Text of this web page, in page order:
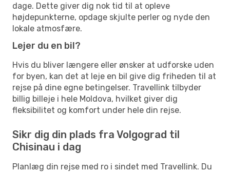
dage. Dette giver dig nok tid til at opleve
højdepunkterne, opdage skjulte perler og nyde den
lokale atmosfære.
Lejer du en bil?
Hvis du bliver længere eller ønsker at udforske uden
for byen, kan det at leje en bil give dig friheden til at
rejse på dine egne betingelser. Travellink tilbyder
billig billeje i hele Moldova, hvilket giver dig
fleksibilitet og komfort under hele din rejse.
Sikr dig din plads fra Volgograd til
Chisinau i dag
Planlæg din rejse med ro i sindet med Travellink. Du